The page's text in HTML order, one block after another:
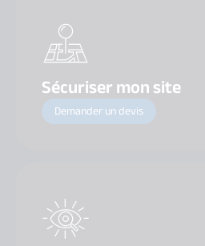
Sécuriser mon site
Demander un devis